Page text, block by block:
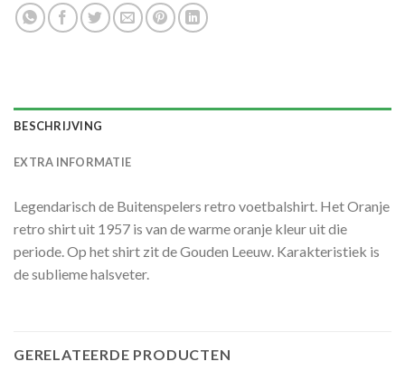
BESCHRIJVING
EXTRA INFORMATIE
Legendarisch de Buitenspelers retro voetbalshirt. Het Oranje
retro shirt uit 1957 is van de warme oranje kleur uit die
periode. Op het shirt zit de Gouden Leeuw. Karakteristiek is
de sublieme halsveter.
GERELATEERDE PRODUCTEN